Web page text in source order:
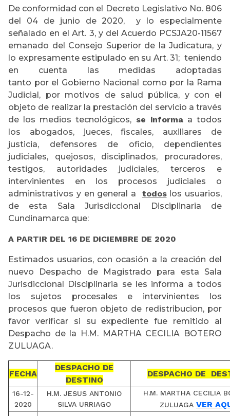
De conformidad con el Decreto Legislativo No. 806
del 04 de junio de 2020, y lo especialmente
señalado en el Art. 3, y del Acuerdo PCSJA20-11567
emanado del Consejo Superior de la Judicatura, y
lo expresamente estipulado en su Art. 31; teniendo
en cuenta las medidas adoptadas
tanto por el Gobierno Nacional como por la Rama
Judicial, por motivos de salud pública, y con el
objeto de realizar la prestación del servicio a través
de los medios tecnológicos, se informaa todos
los abogados, jueces, fiscales, auxiliares de
justicia, defensores de oficio, dependientes
judiciales, quejosos, disciplinados, procuradores,
testigos, autoridades judiciales, terceros e
intervinientes en los procesos judiciales o
administrativos y en general a todoslos usuarios,
de esta Sala Jurisdiccional Disciplinaria de
Cundinamarca que:
A PARTIR DEL 16 DE DICIEMBRE DE 2020
Estimados usuarios, con ocasión a la creación del
nuevo Despacho de Magistrado para esta Sala
Jurisdiccional Disciplinaria se les informa a todos
los sujetos procesales e intervinientes los
procesos que fueron objeto de redistribucion, por
favor verificar si su expediente fue remitido al
Despacho de la H.M. MARTHA CECILIA BOTERO
ZULUAGA.
FECHA
DESPACHO DE
DESTINO
DESPACHO DE
16-12-
2020
H.M. JESUS ANTONIO
SILVA URRIAGO
H.M. MARTHA CECILIA
ZULUAGA VER